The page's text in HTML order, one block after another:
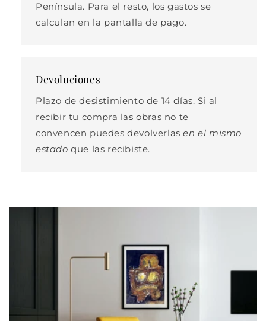
Península. Para el resto, los gastos se
calculan en la pantalla de pago.
Devoluciones
Plazo de desistimiento de 14 días. Si al
recibir tu compra las obras no te
convencen puedes devolverlasen el mismo
estado que las recibiste.